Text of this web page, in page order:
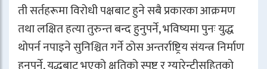
ती सर्तहरूमा विरोधी पक्षबाट हुने सबै प्रकारका आक्रमण
तथा लक्षित हत्या तुरुन्त बन्द हुनुपर्ने, भविष्यमा पुनः युद्ध
थोपर्न नपाइने सुनिश्चित गर्ने ठोस अन्तर्राष्ट्रिय संयन्त्र निर्माण